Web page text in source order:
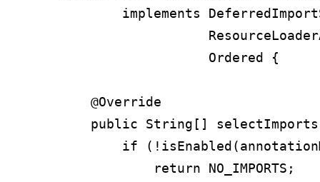
implements
                   Ordered {
    @Override
public String[]
if
            return NO_IMPORTS;